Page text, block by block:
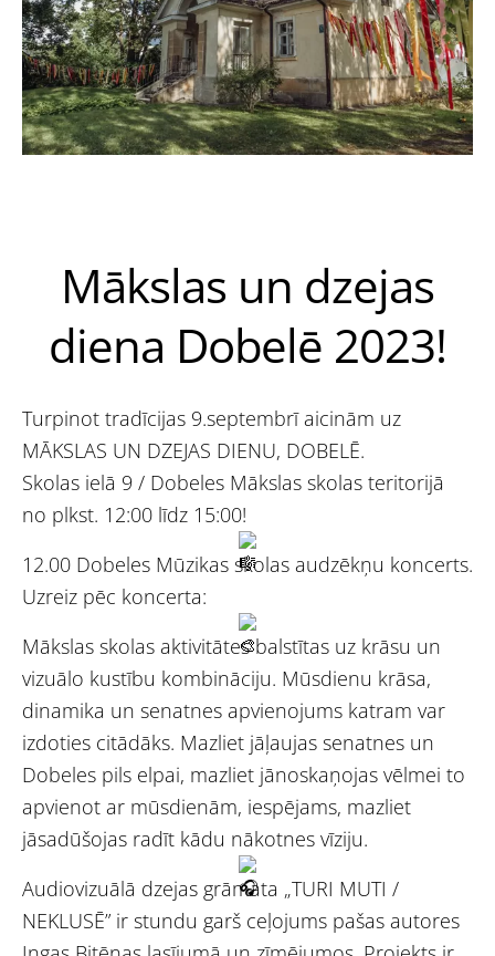
Mākslas un dzejas
diena Dobelē 2023!
Turpinot tradīcijas 9.septembrī aicinām uz
MĀKSLAS UN DZEJAS DIENU, DOBELĒ.
Skolas ielā 9 / Dobeles Mākslas skolas teritorijā
no plkst. 12:00 līdz 15:00!
12.00 Dobeles Mūzikas skolas audzēkņu koncerts.
Uzreiz pēc koncerta:
Mākslas skolas aktivitātes balstītas uz krāsu un
vizuālo kustību kombināciju. Mūsdienu krāsa,
dinamika un senatnes apvienojums katram var
izdoties citādāks. Mazliet jāļaujas senatnes un
Dobeles pils elpai, mazliet jānoskaņojas vēlmei to
apvienot ar mūsdienām, iespējams, mazliet
jāsadūšojas radīt kādu nākotnes vīziju.
Audiovizuālā dzejas grāmata „TURI MUTI /
NEKLUSĒ” ir stundu garš ceļojums pašas autores